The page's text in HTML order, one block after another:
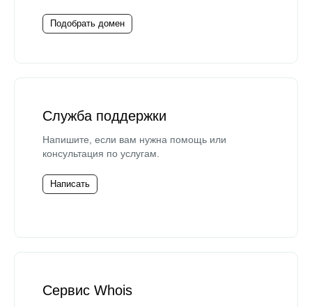
Подобрать домен
Служба поддержки
Напишите, если вам нужна помощь или
консультация по услугам.
Написать
Сервис Whois